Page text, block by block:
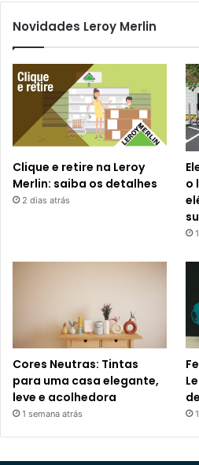
Novidades Leroy Merlin
Clique e retire na Leroy
Merlin: saiba os detalhes
2 dias atrás
o
Cores Neutras: Tintas
para uma casa elegante,
leve e acolhedora
1 semana atrás